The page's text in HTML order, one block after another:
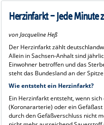
ZENTRALE EINRICHTUNGEN
PRESSE
ÜBER UNS
INTERNATIONAL
INTRANET
Herzinfarkt – Jede Minute
von Jacqueline Heß
Der Herzinfarkt zählt
Allein in Sachsen-Anhalt sind
Einwohner betroffen und das
steht das Bundesland an der
Wie entsteht ein Herzinfarkt?
Ein Herzinfarkt entsteht, wenn
(Koronararterie) oder ein
durch den Gefäßverschluss nicht